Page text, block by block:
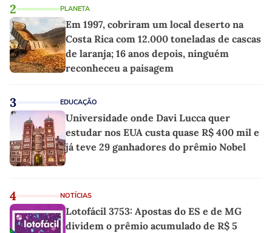
2 PLANETA
Em 1997, cobriram um local deserto na
Costa Rica com 12.000 toneladas de cascas
de laranja; 16 anos depois, ninguém
reconheceu a paisagem
3 EDUCAÇÃO
Universidade onde Davi Lucca quer
estudar nos EUA custa quase R$ 400 mil e
já teve 29 ganhadores do prêmio Nobel
4 NOTÍCIAS
Lotofácil 3753: Apostas do ES e de MG
dividem o prêmio acumulado de R$ 5